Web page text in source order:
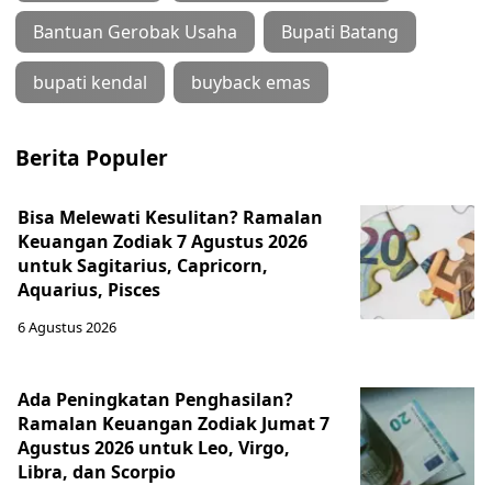
Bantuan Gerobak Usaha Bupati Batang
bupati kendal buyback emas
Berita Populer
Bisa Melewati Kesulitan? Ramalan
Keuangan Zodiak 7 Agustus 2026
untuk Sagitarius, Capricorn,
Aquarius, Pisces
6 Agustus 2026
Ada Peningkatan Penghasilan?
Ramalan Keuangan Zodiak Jumat 7
Agustus 2026 untuk Leo, Virgo,
Libra, dan Scorpio